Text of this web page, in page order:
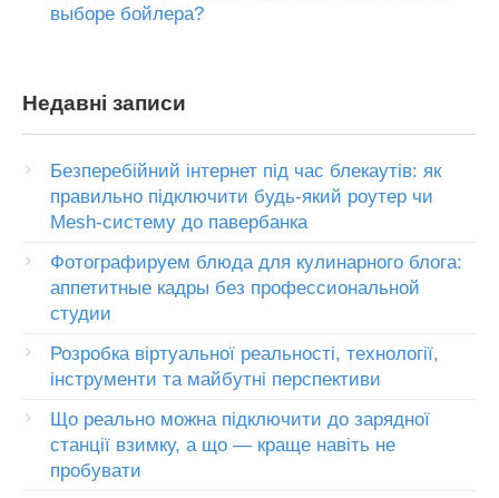
выборе бойлера?
Недавні записи
Безперебійний інтернет під час блекаутів: як
правильно підключити будь-який роутер чи
Mesh-систему до павербанка
Фотографируем блюда для кулинарного блога:
аппетитные кадры без профессиональной
студии
Розробка віртуальної реальності, технології,
інструменти та майбутні перспективи
Що реально можна підключити до зарядної
станції взимку, а що — краще навіть не
пробувати